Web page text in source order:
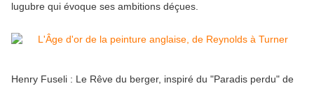
lugubre qui évoque ses ambitions déçues.
Henry Fuseli : Le Rêve du berger, inspiré du "Paradis perdu" de